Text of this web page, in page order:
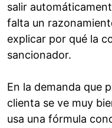
salir
falta un
explicar por qué la
sancionador.
En la demanda que
clienta se ve muy
usa una fórmula